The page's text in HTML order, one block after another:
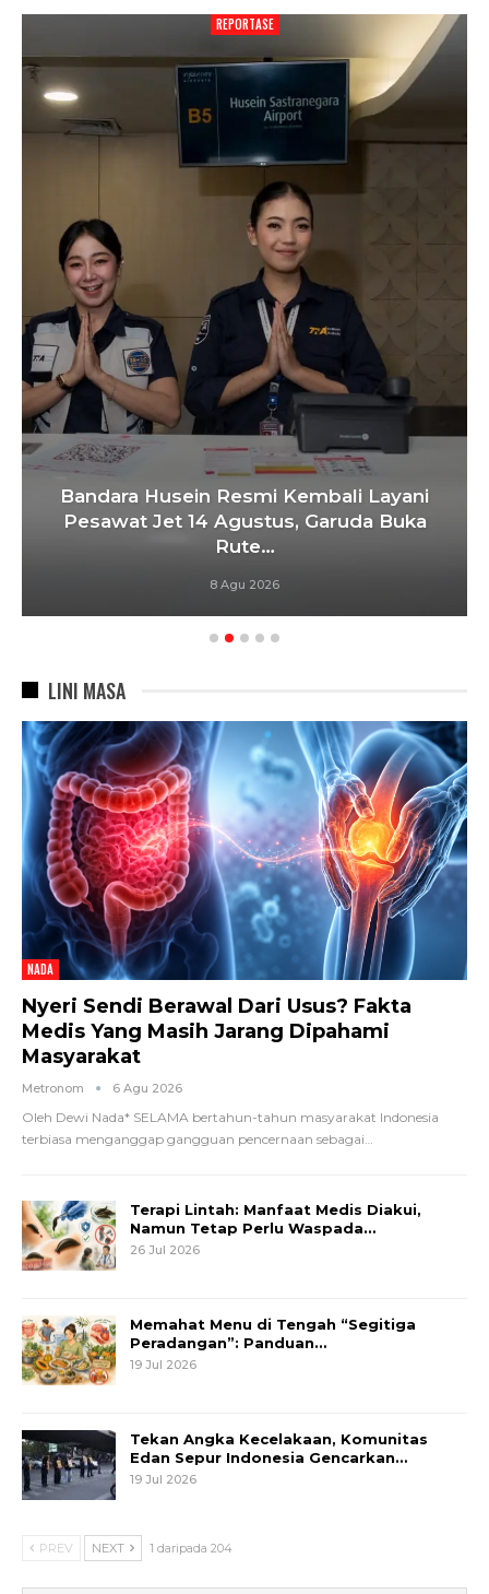
REPORTASE
Bandara Husein Resmi Kembali Layani
Pesawat Jet 14 Agustus, Garuda Buka
Rute…
8 Agu 2026
LINI MASA
NADA
Nyeri Sendi Berawal Dari Usus? Fakta
Medis Yang Masih Jarang Dipahami
Masyarakat
Metronom 6 Agu 2026
Oleh Dewi Nada* SELAMA bertahun-tahun masyarakat Indonesia
terbiasa menganggap gangguan pencernaan sebagai…
Terapi Lintah: Manfaat Medis Diakui,
Namun Tetap Perlu Waspada…
26 Jul 2026
Memahat Menu di Tengah “Segitiga
Peradangan”: Panduan…
19 Jul 2026
Tekan Angka Kecelakaan, Komunitas
Edan Sepur Indonesia Gencarkan…
19 Jul 2026
PREV NEXT 1 daripada 204